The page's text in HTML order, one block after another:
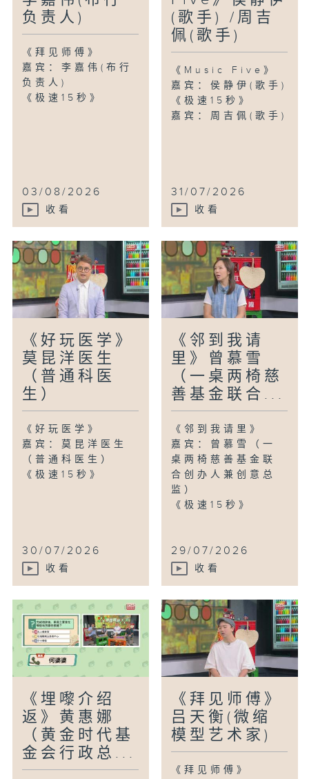
负责人)
《拜见师傅》
嘉宾：李嘉伟(布行
负责人)
《极速15秒》
03/08/2026
收看
(歌手) /周吉
佩(歌手)
《Music Five》
嘉宾：侯静伊(歌手)
《极速15秒》
嘉宾：周吉佩(歌手)
31/07/2026
收看
《好玩医学》
莫昆洋医生
（普通科医
生）
《好玩医学》
嘉宾：莫昆洋医生
（普通科医生）
《极速15秒》
30/07/2026
收看
《邻到我请
里》曾慕雪
（一桌两椅慈
善基金联合...
《邻到我请里》
嘉宾：曾慕雪（一
桌两椅慈善基金联
合创办人兼创意总
监）
《极速15秒》
29/07/2026
收看
《埋嚟介绍
返》黄惠娜
（黄金时代基
金会行政总...
《拜见师傅》
吕天衡(微缩
模型艺术家)
《拜见师傅》